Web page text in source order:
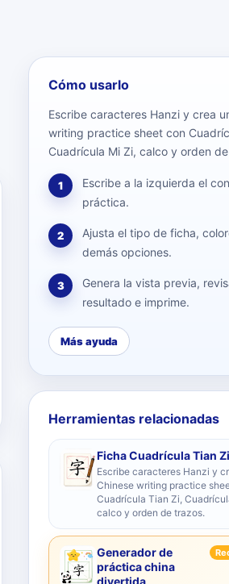
Cómo usarlo
Escribe caracteres Hanzi y crea
writing practice sheet con
Cuadrícula Mi Zi, calco y orden
1
Escribe a la izquierda el
práctica.
2
Ajusta el tipo de ficha,
demás opciones.
3
Genera la vista previa,
resultado e imprime.
Más ayuda
Herramientas relacionadas
Ficha Cuadrícula Tian Zi
Escribe caracteres Hanzi y
Chinese writing practice
Cuadrícula Tian Zi,
calco y orden de trazos.
Generador de
práctica china
divertida